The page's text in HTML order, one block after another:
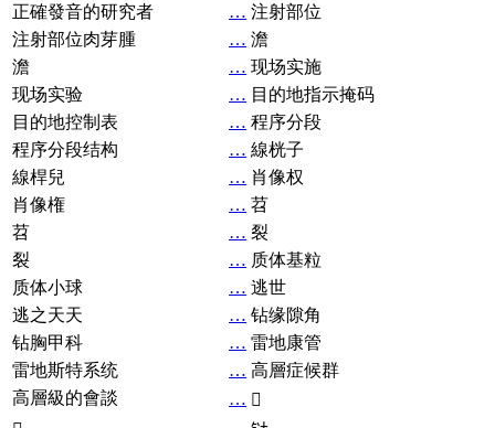
正確發音的研究者
… 注射部位
注射部位肉芽腫
… 澹
澹
… 现场实施
现场实验
… 目的地指示掩码
目的地控制表
… 程序分段
程序分段结构
… 線桄子
線桿兒
… 肖像权
肖像権
… 苕
苕
… 裂
裂
… 质体基粒
质体小球
… 逃世
逃之天天
… 钻缘隙角
钻胸甲科
… 雷地康管
雷地斯特系统
… 高層症候群
高層級的會談
… 𧘞